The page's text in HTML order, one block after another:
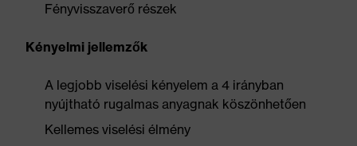
Fényvisszaverő részek
Kényelmi jellemzők
A legjobb viselési kényelem a 4 irányban
nyújtható rugalmas anyagnak köszönhetően
Kellemes viselési élmény